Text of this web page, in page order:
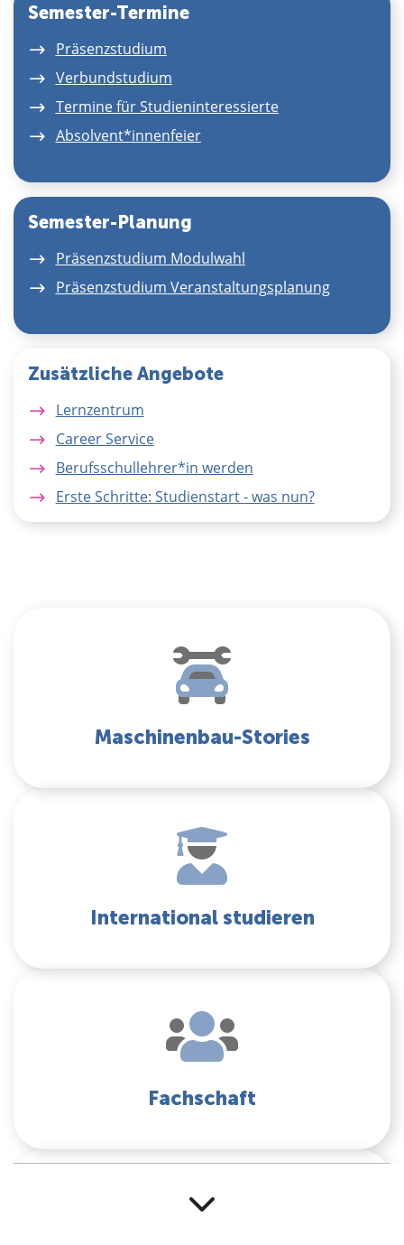
Semester-Termine
Präsenzstudium
Verbundstudium
Termine für Studieninteressierte
Absolvent*innenfeier
Semester-Planung
Präsenzstudium Modulwahl
Präsenzstudium Veranstaltungsplanung
Zusätzliche Angebote
Lernzentrum
Career Service
Berufsschullehrer*in werden
Erste Schritte: Studienstart - was nun?
Maschinenbau-Stories
International studieren
Fachschaft